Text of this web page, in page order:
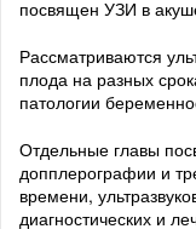
посвящен УЗИ в
Рассматриваются
плода на разных
патологии
Отдельные главы
допплерографии и
времени,
диагностических и